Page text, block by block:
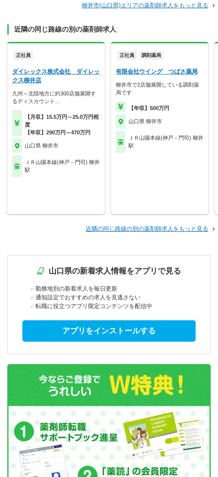
柳井市(山口県)エリアの薬剤師求人をもっと見る
近隣の同じ路線の別の薬剤師求人
正社員
ダイレックス株式会社 ダイレッ
クス柳井店
九州～北陸地方に約300店舗展開す
るディスカウント…
【月収】15.5万円～25.0万円程
度
【年収】290万円～470万円
山口県 柳井市
ＪＲ山陽本線(神戸－門司) 柳井
駅
正社員 調剤薬局
有限会社ウイング つばさ薬局
柳井市で2店舗展開している調剤薬
局です
【年収】500万円
山口県 柳井市
ＪＲ山陽本線(神戸－門司) 柳井
駅
近隣の同じ路線の別の薬剤師求人をもっと見る
山口県の新着求人情報をアプリで見る
勤務地別の新着求人を毎日更新
通知設定でおすすめの求人を見逃さない
転職に役立つアプリ限定コンテンツを配信中
アプリをインストールする